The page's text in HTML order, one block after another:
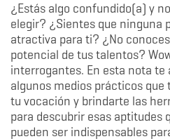
¿Estás algo confundido(a) y
elegir? ¿Sientes que ninguna
atractiva para ti? ¿No
potencial de tus talentos?
interrogantes. En esta nota te
algunos medios prácticos que
tu vocación y brindarte las
para descubrir esas aptitudes
pueden ser indispensables